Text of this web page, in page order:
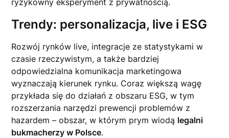
ryzykowny eksperyment z prywatnością.
Trendy: personalizacja, live i ESG
Rozwój rynków live, integracje ze statystykami w
czasie rzeczywistym, a także bardziej
odpowiedzialna komunikacja marketingowa
wyznaczają kierunek rynku. Coraz większą wagę
przykłada się do działań z obszaru ESG, w tym
rozszerzania narzędzi prewencji problemów z
hazardem – obszar, w którym prym wiodą legalni
bukmacherzy w Polsce.